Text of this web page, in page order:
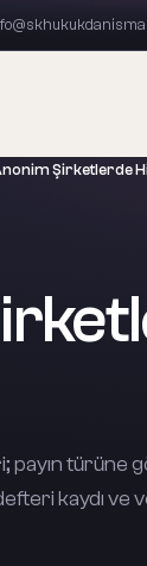
Şirketlerde
türüne
kaydı ve